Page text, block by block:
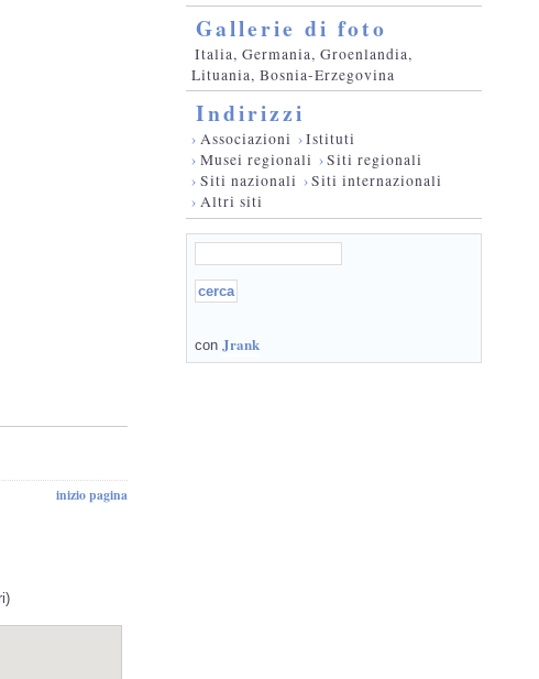
inizio pagina
Gallerie di foto
Italia, Germania, Groenlandia,
Lituania, Bosnia-Erzegovina
Indirizzi
› Associazioni ›Istituti
› Musei regionali ›Siti regionali
› Siti nazionali ›Siti internazionali
› Altri siti
con Jrank